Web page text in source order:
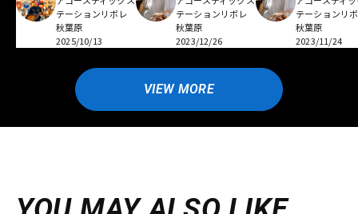
テーションリボレ
秋葉原
2025/10/13
テーションリボレ
秋葉原
2023/12/26
テーションリ
秋葉原
2023/11/24
VIEW MORE